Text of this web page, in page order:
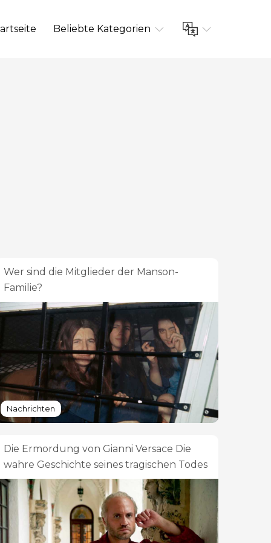
Beliebte Kategorien
Wer sind die Mitglieder der Manson-
Familie?
Nachrichten
Die Ermordung von Gianni Versace Die
wahre Geschichte seines tragischen Todes